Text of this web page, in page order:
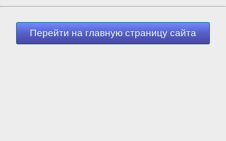
и Европа|ЕС
Перейти на главную страницу сайта